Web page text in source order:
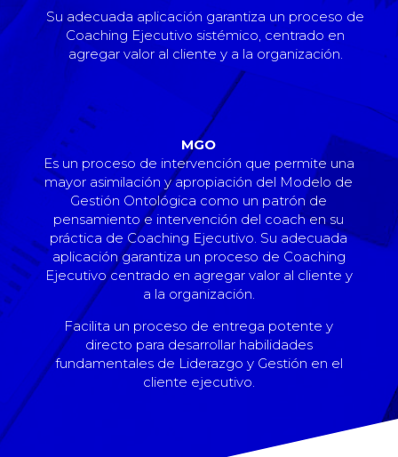
Su adecuada aplicación garantiza un proceso de
Coaching Ejecutivo sistémico, centrado en
agregar valor al cliente y a la organización.
MGO
Es un proceso de intervención que permite una
mayor asimilación y apropiación del Modelo de
Gestión Ontológica como un patrón de
pensamiento e intervención del coach en su
práctica de Coaching Ejecutivo. Su adecuada
aplicación garantiza un proceso de Coaching
Ejecutivo centrado en agregar valor al cliente y
a la organización.
Facilita un proceso de entrega potente y
directo para desarrollar habilidades
fundamentales de Liderazgo y Gestión en el
cliente ejecutivo.